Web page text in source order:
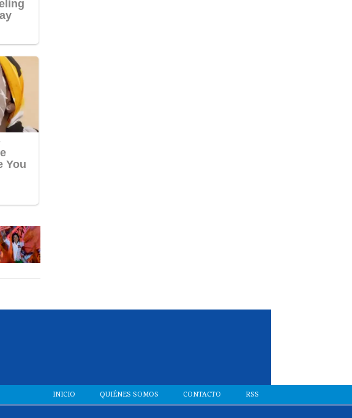
INICIO QUIÉNES SOMOS CONTACTO RSS